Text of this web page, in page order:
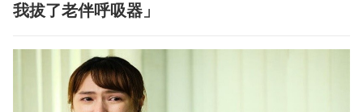
我拔了老伴呼吸器」